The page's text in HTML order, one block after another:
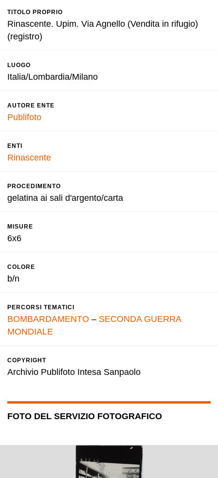
TITOLO PROPRIO
Rinascente. Upim. Via Agnello (Vendita in rifugio)
(registro)
LUOGO
Italia/Lombardia/Milano
AUTORE ENTE
Publifoto
ENTI
Rinascente
PROCEDIMENTO
gelatina ai sali d'argento/carta
MISURE
6x6
COLORE
b/n
PERCORSI TEMATICI
BOMBARDAMENTO – SECONDA GUERRA
MONDIALE
COPYRIGHT
Archivio Publifoto Intesa Sanpaolo
FOTO DEL SERVIZIO FOTOGRAFICO